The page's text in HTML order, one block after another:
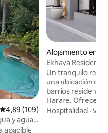
Calificación promedio: 4,89 de
4,89 (109)
y agua
apacible
Alojamiento en
Ekhaya
Un tranquilo
una ubicación
barrios
Harare. Ofrece
naturaleza y
Hospitalidad ·